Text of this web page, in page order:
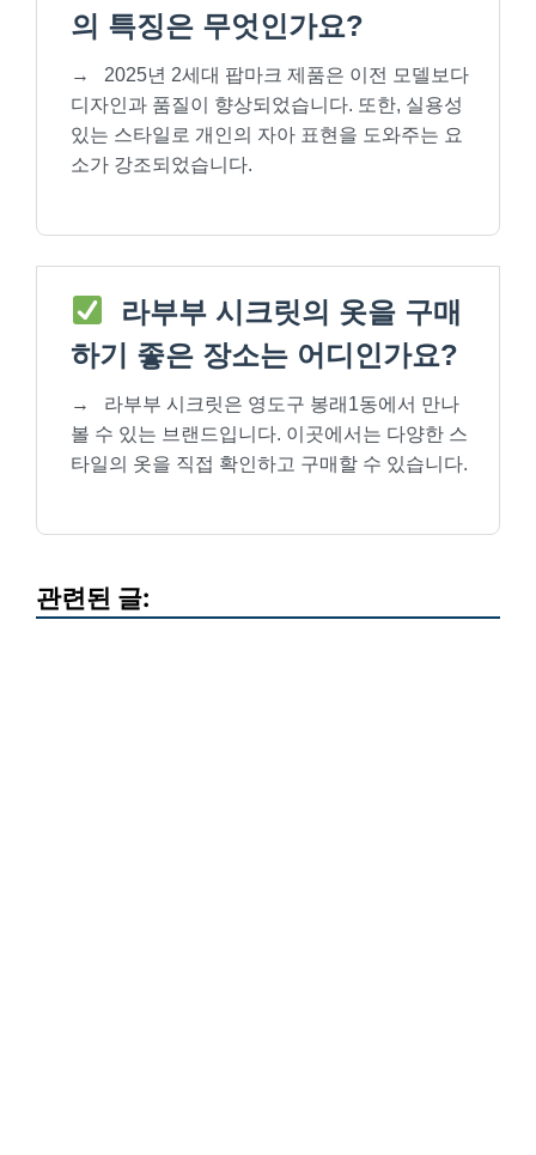
의 특징은 무엇인가요?
→
2025년 2세대 팝마크 제품은 이전 모델보다
디자인과 품질이 향상되었습니다. 또한, 실용성
있는 스타일로 개인의 자아 표현을 도와주는 요
소가 강조되었습니다.
라부부 시크릿의 옷을 구매
하기 좋은 장소는 어디인가요?
→
라부부 시크릿은 영도구 봉래1동에서 만나
볼 수 있는 브랜드입니다. 이곳에서는 다양한 스
타일의 옷을 직접 확인하고 구매할 수 있습니다.
관련된 글: